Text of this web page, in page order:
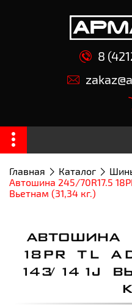
8
Главная Каталог
Автошина 245/70R17.5
Вьетнам (31,34 кг.)
АВТОШИНА
18PR TL
143/141J